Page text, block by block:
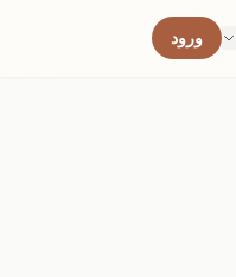
ورود